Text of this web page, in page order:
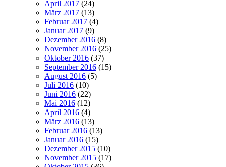
April 2017 (24)
März 2017 (13)
Februar 2017 (4)
Januar 2017 (9)
Dezember 2016 (8)
November 2016 (25)
Oktober 2016 (37)
September 2016 (15)
August 2016 (5)
Juli 2016 (10)
Juni 2016 (22)
Mai 2016 (12)
April 2016 (4)
März 2016 (13)
Februar 2016 (13)
Januar 2016 (15)
Dezember 2015 (10)
November 2015 (17)